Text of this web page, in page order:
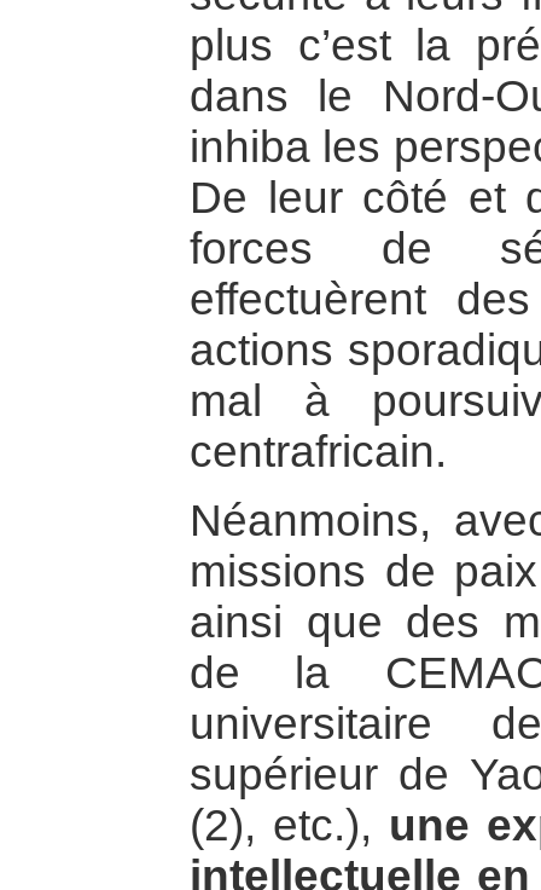
plus c’est la
dans le Nord-
inhiba les
De leur côté et
forces de
effectuèrent
actions
mal à
centrafricain.
Néanmoins,
missions de
ainsi que des
de la
universitaire
supérieur de
(2), etc.), une
intellectuelle